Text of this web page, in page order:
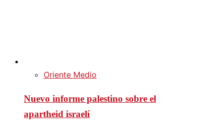
Oriente Medio
Nuevo informe palestino sobre el
apartheid israelí